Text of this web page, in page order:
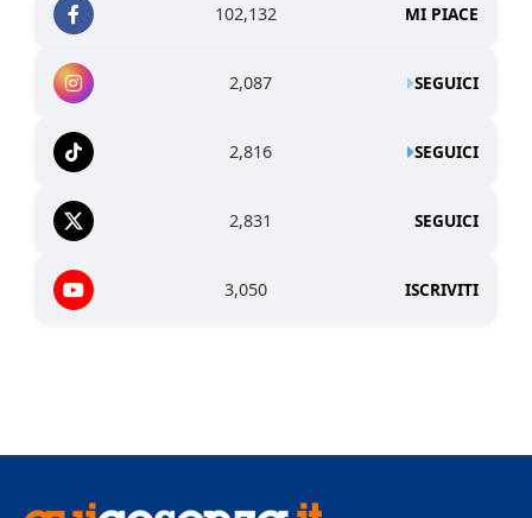
102,132 MI PIACE
2,087 SEGUICI
2,816 SEGUICI
2,831 SEGUICI
3,050 ISCRIVITI